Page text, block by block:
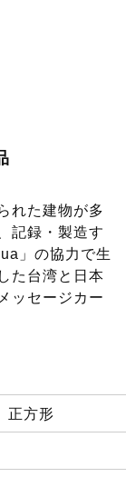
れた建物が多
記録・製造す
」の協力で生
た台湾と日本
ッセージカー
方形